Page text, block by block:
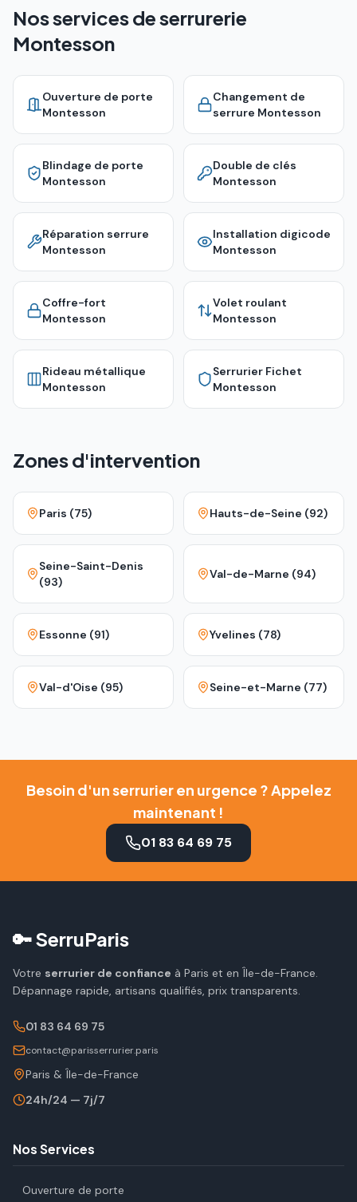
Nos services de serrurerie
Montesson
Ouverture de porte
Montesson
Changement de
serrure Montesson
Blindage de porte
Montesson
Double de clés
Montesson
Réparation serrure
Montesson
Installation digicode
Montesson
Coffre-fort
Montesson
Volet roulant
Montesson
Rideau métallique
Montesson
Serrurier Fichet
Montesson
Zones d'intervention
Paris (75) Hauts-de-Seine (92)
Seine-Saint-Denis
(93)
Val-de-Marne (94)
Essonne (91) Yvelines (78)
Val-d'Oise (95) Seine-et-Marne (77)
Besoin d'un serrurier en urgence ? Appelez
maintenant !
01 83 64 69 75
🔑 SerruParis
Votre serrurier de confiance à Paris et en Île-de-France.
Dépannage rapide, artisans qualifiés, prix transparents.
01 83 64 69 75
contact@parisserrurier.paris
Paris & Île-de-France
24h/24 — 7j/7
Nos Services
Ouverture de porte